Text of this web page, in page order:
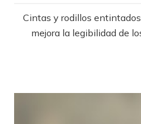
Cintas y rodillos
mejora la legibilidad de